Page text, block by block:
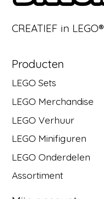
CREATIEF in LEGO®
Producten
LEGO Sets
LEGO Merchandise
LEGO Verhuur
LEGO Minifiguren
LEGO Onderdelen
Assortiment